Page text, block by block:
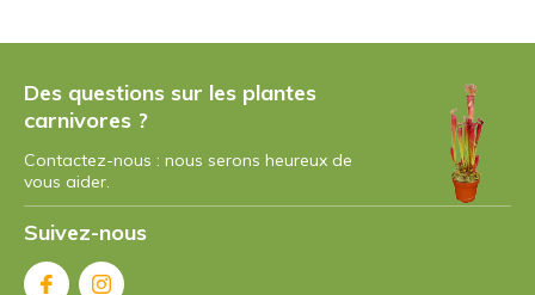
Des questions sur les plantes
carnivores ?
Contactez-nous : nous serons heureux de
vous aider.
Suivez-nous